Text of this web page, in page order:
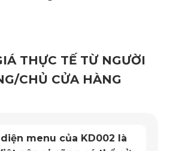
THỰC TẾ TỪ NGƯỜI
CHỦ CỬA HÀNG
menu của KD002 là